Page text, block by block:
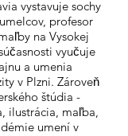
vystavuje sochy
profesor
na Vysokej
vyučuje
a umenia
v Plzni. Zároveň
štúdia -
ilustrácia, maľba,
umení v